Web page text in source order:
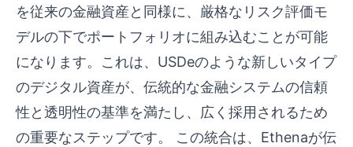
を従来の金融資産と同様に、厳格なリスク評価モ
デルの下でポートフォリオに組み込むことが可能
になります。これは、USDeのような新しいタイプ
のデジタル資産が、伝統的な金融システムの信頼
性と透明性の基準を満たし、広く採用されるため
の重要なステップです。 この統合は、Ethenaが伝